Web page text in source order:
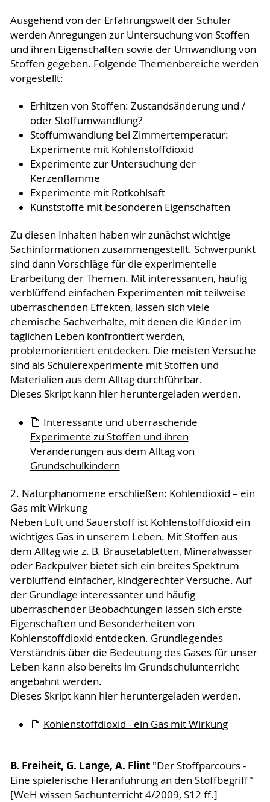
Ausgehend von der Erfahrungswelt der Schüler
werden Anregungen zur Untersuchung von Stoffen
und ihren Eigenschaften sowie der Umwandlung von
Stoffen gegeben. Folgende Themenbereiche werden
vorgestellt:
Erhitzen von Stoffen: Zustandsänderung und /
oder Stoffumwandlung?
Stoffumwandlung bei Zimmertemperatur:
Experimente mit Kohlenstoffdioxid
Experimente zur Untersuchung der
Kerzenflamme
Experimente mit Rotkohlsaft
Kunststoffe mit besonderen Eigenschaften
Zu diesen Inhalten haben wir zunächst wichtige
Sachinformationen zusammengestellt. Schwerpunkt
sind dann Vorschläge für die experimentelle
Erarbeitung der Themen. Mit interessanten, häufig
verblüffend einfachen Experimenten mit teilweise
überraschenden Effekten, lassen sich viele
chemische Sachverhalte, mit denen die Kinder im
täglichen Leben konfrontiert werden,
problemorientiert entdecken. Die meisten Versuche
sind als Schülerexperimente mit Stoffen und
Materialien aus dem Alltag durchführbar.
Dieses Skript kann hier heruntergeladen werden.
Interessante und überraschende
Experimente zu Stoffen und ihren
Veränderungen aus dem Alltag von
Grundschulkindern
2. Naturphänomene erschließen: Kohlendioxid – ein
Gas mit Wirkung
Neben Luft und Sauerstoff ist Kohlenstoffdioxid ein
wichtiges Gas in unserem Leben. Mit Stoffen aus
dem Alltag wie z. B. Brausetabletten, Mineralwasser
oder Backpulver bietet sich ein breites Spektrum
verblüffend einfacher, kindgerechter Versuche. Auf
der Grundlage interessanter und häufig
überraschender Beobachtungen lassen sich erste
Eigenschaften und Besonderheiten von
Kohlenstoffdioxid entdecken. Grundlegendes
Verständnis über die Bedeutung des Gases für unser
Leben kann also bereits im Grundschulunterricht
angebahnt werden.
Dieses Skript kann hier heruntergeladen werden.
Kohlenstoffdioxid - ein Gas mit Wirkung
B. Freiheit, G. Lange, A. Flint"Der Stoffparcours -
Eine spielerische Heranführung an den Stoffbegriff"
[WeH wissen Sachunterricht 4/2009, S12 ff.]